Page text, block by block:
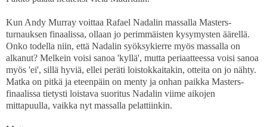
Kun Andy Murray voittaa Rafael Nadalin massalla Masters-
turnauksen finaalissa, ollaan jo perimmäisten kysymysten äärellä.
Onko todella niin, että Nadalin syöksykierre myös massalla on
alkanut? Melkein voisi sanoa 'kyllä', mutta periaatteessa voisi sanoa
myös 'ei', sillä hyviä, ellei peräti loistokkaitakin, otteita on jo nähty.
Matka on pitkä ja eteenpäin on menty ja onhan paikka Masters-
finaalissa tietysti loistava suoritus Nadalin viime aikojen
mittapuulla, vaikka nyt massalla pelattiinkin.